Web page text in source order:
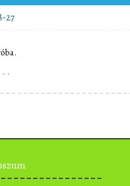
27
.